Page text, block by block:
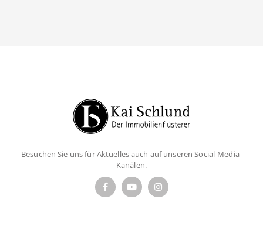
Besuchen Sie uns für Aktuelles auch auf unseren Social-Media-
Kanälen.